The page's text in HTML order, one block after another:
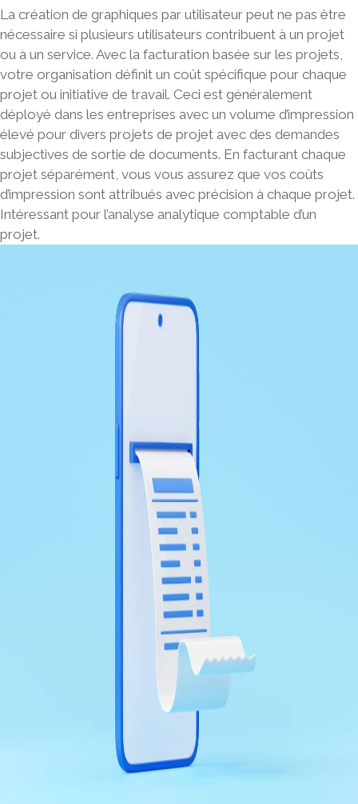
La création de graphiques par utilisateur peut ne pas être
nécessaire si plusieurs utilisateurs contribuent à un projet
ou à un service. Avec la facturation basée sur les projets,
votre organisation définit un coût spécifique pour chaque
projet ou initiative de travail. Ceci est généralement
déployé dans les entreprises avec un volume d’impression
élevé pour divers projets de projet avec des demandes
subjectives de sortie de documents. En facturant chaque
projet séparément, vous vous assurez que vos coûts
d’impression sont attribués avec précision à chaque projet.
Intéressant pour l’analyse analytique comptable d’un
projet.